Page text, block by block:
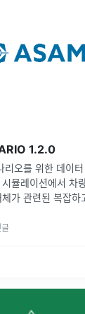
1.2.0
오를 위한 데이
뮬레이션에서 차
가 관련된 복잡하